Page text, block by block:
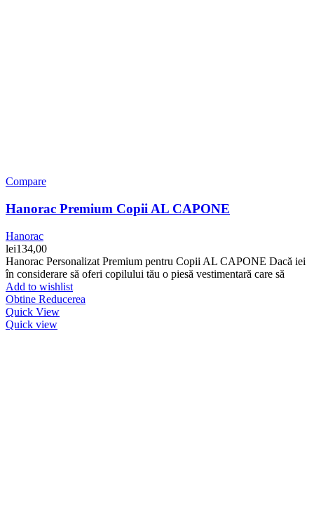
Compare
Hanorac Premium Copii AL CAPONE
Hanorac
lei134,00
Hanorac Personalizat Premium pentru Copii AL CAPONE Dacă iei
în considerare să oferi copilului tău o piesă vestimentară care să
Add to wishlist
Obtine Reducerea
Quick View
Quick view